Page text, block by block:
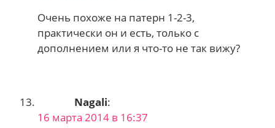
Очень похоже на патерн 1-2-3,
практически он и есть, только с
дополнением или я что-то не так вижу?
Nagali:
16 марта 2014 в 16:37